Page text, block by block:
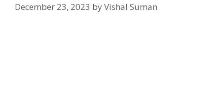
December 23, 2023 byVishal Suman